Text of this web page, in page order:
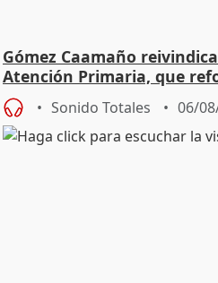
Gómez Caamaño
Atención Primaria, que
Sonido Totales 06/